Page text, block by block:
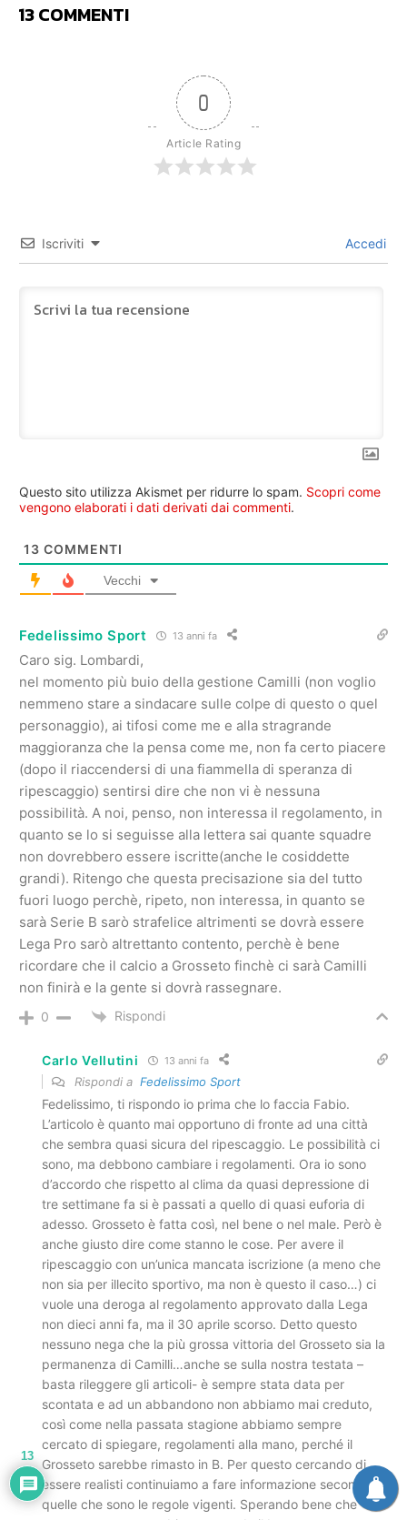
13 COMMENTI
0
Article Rating
Iscriviti Accedi
Questo sito utilizza Akismet per ridurre lo spam. Scopri come
vengono elaborati i dati derivati dai commenti.
13 COMMENTI
Vecchi
Fedelissimo Sport 13 anni fa
Caro sig. Lombardi,
nel momento più buio della gestione Camilli (non voglio
nemmeno stare a sindacare sulle colpe di questo o quel
personaggio), ai tifosi come me e alla stragrande
maggioranza che la pensa come me, non fa certo piacere
(dopo il riaccendersi di una fiammella di speranza di
ripescaggio) sentirsi dire che non vi è nessuna
possibilità. A noi, penso, non interessa il regolamento, in
quanto se lo si seguisse alla lettera sai quante squadre
non dovrebbero essere iscritte(anche le cosiddette
grandi). Ritengo che questa precisazione sia del tutto
fuori luogo perchè, ripeto, non interessa, in quanto se
sarà Serie B sarò strafelice altrimenti se dovrà essere
Lega Pro sarò altrettanto contento, perchè è bene
ricordare che il calcio a Grosseto finchè ci sarà Camilli
non finirà e la gente si dovrà rassegnare.
0 Rispondi
Carlo Vellutini 13 anni fa
Rispondi a Fedelissimo Sport
Fedelissimo, ti rispondo io prima che lo faccia Fabio.
L’articolo è quanto mai opportuno di fronte ad una città
che sembra quasi sicura del ripescaggio. Le possibilità ci
sono, ma debbono cambiare i regolamenti. Ora io sono
d’accordo che rispetto al clima da quasi depressione di
tre settimane fa si è passati a quello di quasi euforia di
adesso. Grosseto è fatta così, nel bene o nel male. Però è
anche giusto dire come stanno le cose. Per avere il
ripescaggio con un’unica mancata iscrizione (a meno che
non sia per illecito sportivo, ma non è questo il caso…) ci
vuole una deroga al regolamento approvato dalla Lega
non dieci anni fa, ma il 30 aprile scorso. Detto questo
nessuno nega che la più grossa vittoria del Grosseto sia la
permanenza di Camilli…anche se sulla nostra testata –
basta rileggere gli articoli- è sempre stata data per
scontata e ad un abbandono non abbiamo mai creduto,
così come nella passata stagione abbiamo sempre
cercato di spiegare, regolamenti alla mano, perché il
Grosseto sarebbe rimasto in B. Per questo cercando di
essere realisti continuiamo a fare informazione secondo
quelle che sono le regole vigenti. Sperando bene che
13